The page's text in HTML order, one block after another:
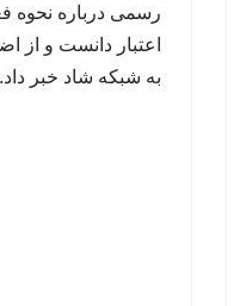
رسمی درباره نحوه
به شبکه شاد خبر داد.